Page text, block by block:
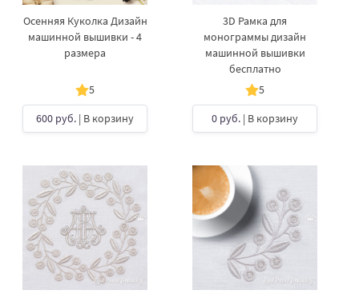
Осенняя Куколка Дизайн
машинной вышивки - 4
размера
5
600 руб. | В корзину
3D Рамка для
монограммы дизайн
машинной вышивки
бесплатно
5
0 руб. | В корзину